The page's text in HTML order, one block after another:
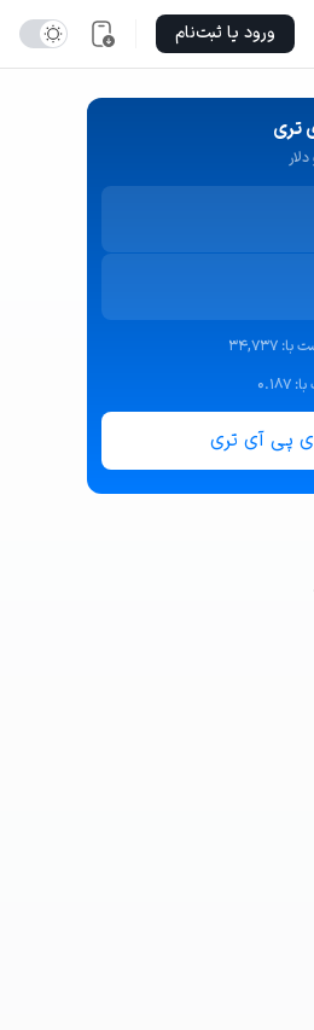
ورود یا ثبت‌نام
تری
با: 34,737
0.187
پی آی تری